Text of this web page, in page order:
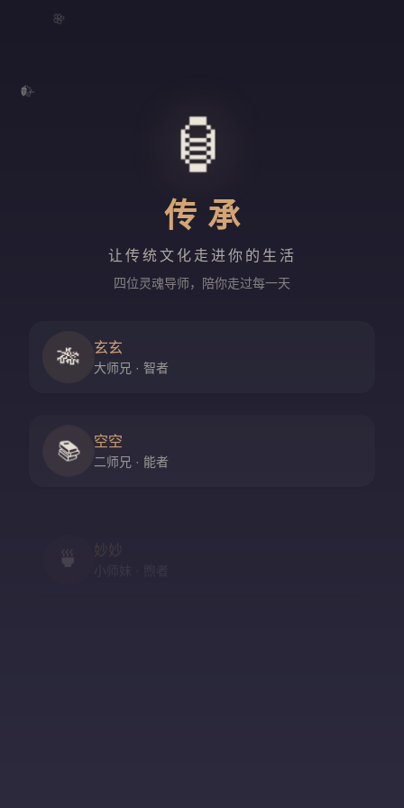
🍃
🌸
🏮
传承
让传统文化走进你的生活
四位灵魂导师，陪你走过每一天
🎋 玄玄
大师兄 · 智者
📚 空空
二师兄 · 能者
🍵 妙妙